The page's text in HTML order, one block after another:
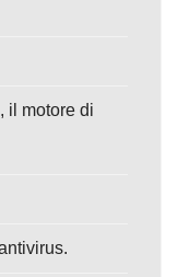
il motore di